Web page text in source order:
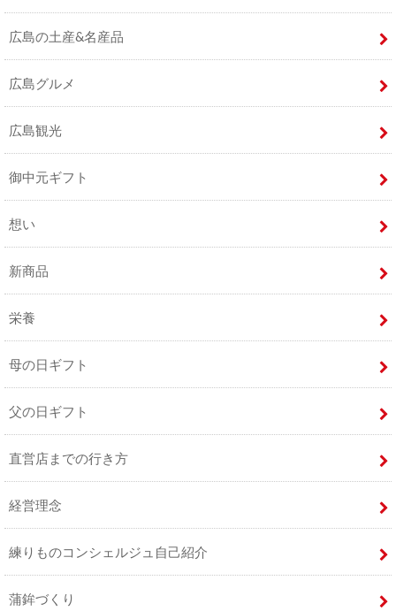
広島の土産&名産品
広島グルメ
広島観光
御中元ギフト
想い
新商品
栄養
母の日ギフト
父の日ギフト
直営店までの行き方
経営理念
練りものコンシェルジュ自己紹介
蒲鉾づくり